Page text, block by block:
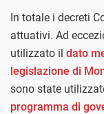
In totale i decreti
attuativi. Ad
utilizzato il dato
legislazione di
sono state
programma di